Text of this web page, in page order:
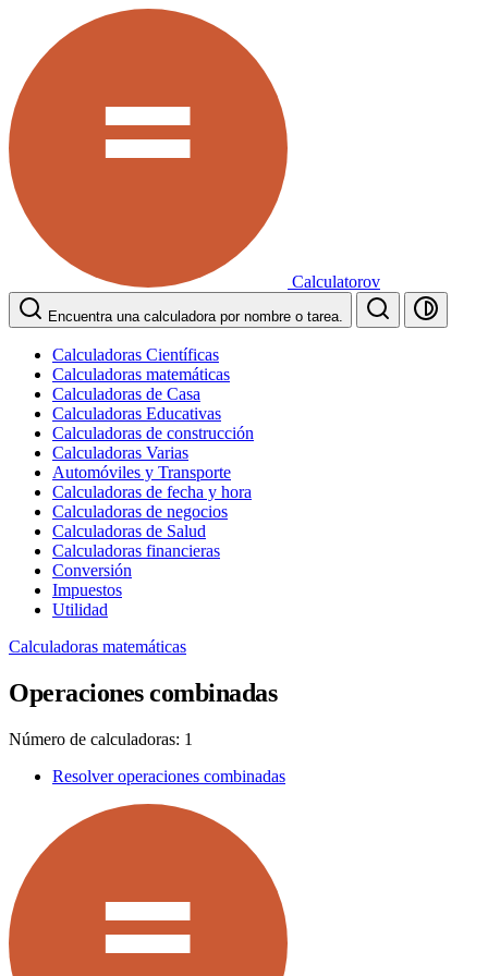
Calculatorov
Encuentra una calculadora por nombre o tarea.
Calculadoras Científicas
Calculadoras matemáticas
Calculadoras de Casa
Calculadoras Educativas
Calculadoras de construcción
Calculadoras Varias
Automóviles y Transporte
Calculadoras de fecha y hora
Calculadoras de negocios
Calculadoras de Salud
Calculadoras financieras
Conversión
Impuestos
Utilidad
Calculadoras matemáticas
Operaciones combinadas
Número de calculadoras: 1
Resolver operaciones combinadas